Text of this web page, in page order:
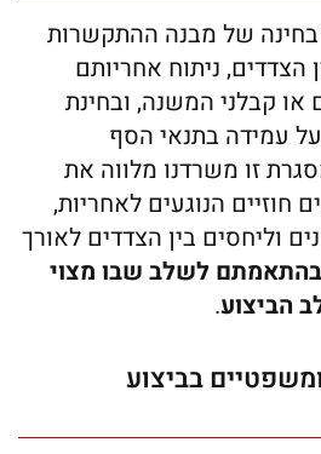
בחינה של מבנה ההתקשרות
הצדדים, ניתוח אחריותם
קבלני המשנה, ובחינת
עמידה בתנאי הסף
זו משרדנו מלווה את
חוזיים הנוגעים לאחריות,
וליחסים בין הצדדים לאורך
לשלב שבו מצוי
הביצוע.
בביצוע